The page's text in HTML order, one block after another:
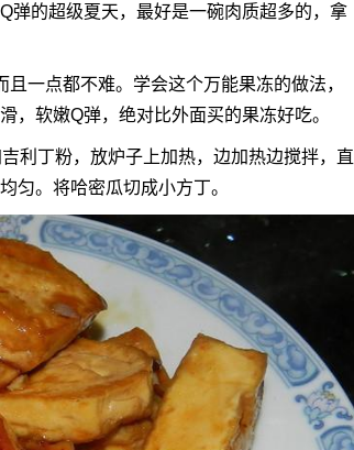
弹的超级夏天，最好是一碗肉质超多的，拿
一点都不难。学会这个万能果冻的做法，
，软嫩Q弹，绝对比外面买的果冻好吃。
利丁粉，放炉子上加热，边加热边搅拌，直
匀。将哈密瓜切成小方丁。